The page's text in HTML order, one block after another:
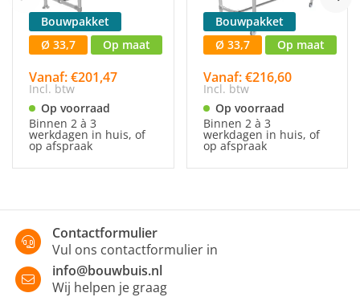
Bouwpakket
Ø 33,7
Op maat
Vanaf: €201,47
Incl. btw
Op voorraad
Binnen 2 à 3
werkdagen in huis, of
op afspraak
Bouwpakket
Ø 33,7
Op maat
Vanaf: €216,60
Incl. btw
Op voorraad
Binnen 2 à 3
werkdagen in huis, of
op afspraak
Contactformulier
Vul ons contactformulier in
info@bouwbuis.nl
Wij helpen je graag